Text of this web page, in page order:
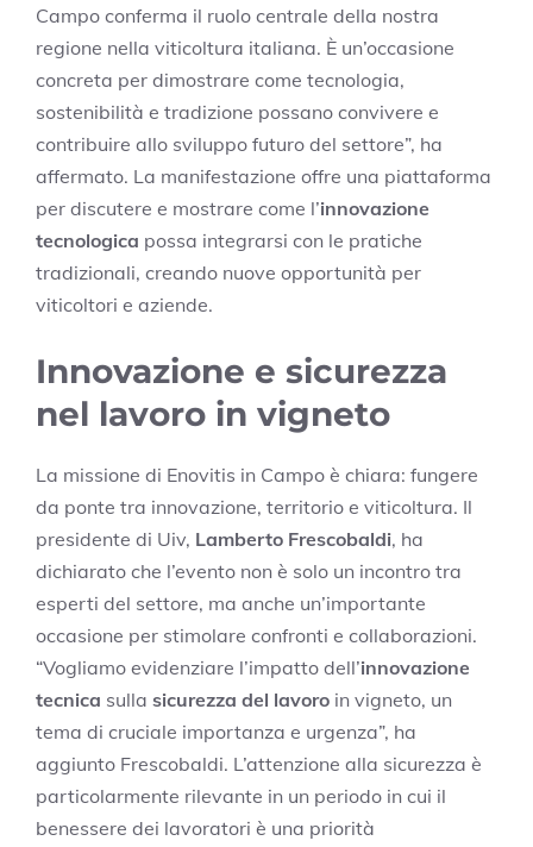
Campo conferma il ruolo centrale della nostra
regione nella viticoltura italiana. È un’occasione
concreta per dimostrare come tecnologia,
sostenibilità e tradizione possano convivere e
contribuire allo sviluppo futuro del settore”, ha
affermato. La manifestazione offre una piattaforma
per discutere e mostrare come l’innovazione
tecnologica possa integrarsi con le pratiche
tradizionali, creando nuove opportunità per
viticoltori e aziende.
Innovazione e sicurezza
nel lavoro in vigneto
La missione di Enovitis in Campo è chiara: fungere
da ponte tra innovazione, territorio e viticoltura. Il
presidente di Uiv, Lamberto Frescobaldi, ha
dichiarato che l’evento non è solo un incontro tra
esperti del settore, ma anche un’importante
occasione per stimolare confronti e collaborazioni.
“Vogliamo evidenziare l’impatto dell’innovazione
tecnica sulla sicurezza del lavoro in vigneto, un
tema di cruciale importanza e urgenza”, ha
aggiunto Frescobaldi. L’attenzione alla sicurezza è
particolarmente rilevante in un periodo in cui il
benessere dei lavoratori è una priorità